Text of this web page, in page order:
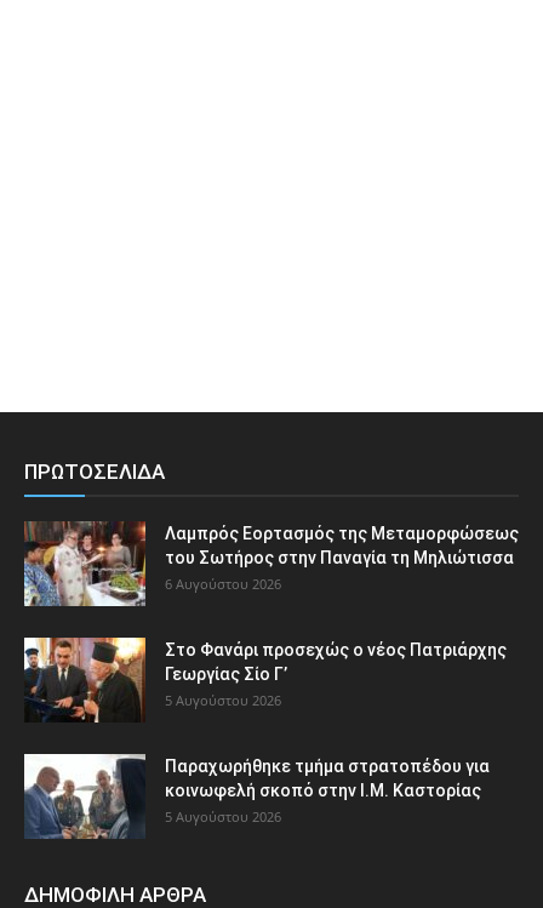
ΠΡΩΤΟΣΕΛΙΔΑ
Λαμπρός Εορτασμός της Μεταμορφώσεως
του Σωτήρος στην Παναγία τη Μηλιώτισσα
6 Αυγούστου 2026
Στο Φανάρι προσεχώς ο νέος Πατριάρχης
Γεωργίας Σίο Γ’
5 Αυγούστου 2026
Παραχωρήθηκε τμήμα στρατοπέδου για
κοινωφελή σκοπό στην Ι.Μ. Καστορίας
5 Αυγούστου 2026
ΔΗΜΟΦΙΛΗ ΑΡΘΡΑ